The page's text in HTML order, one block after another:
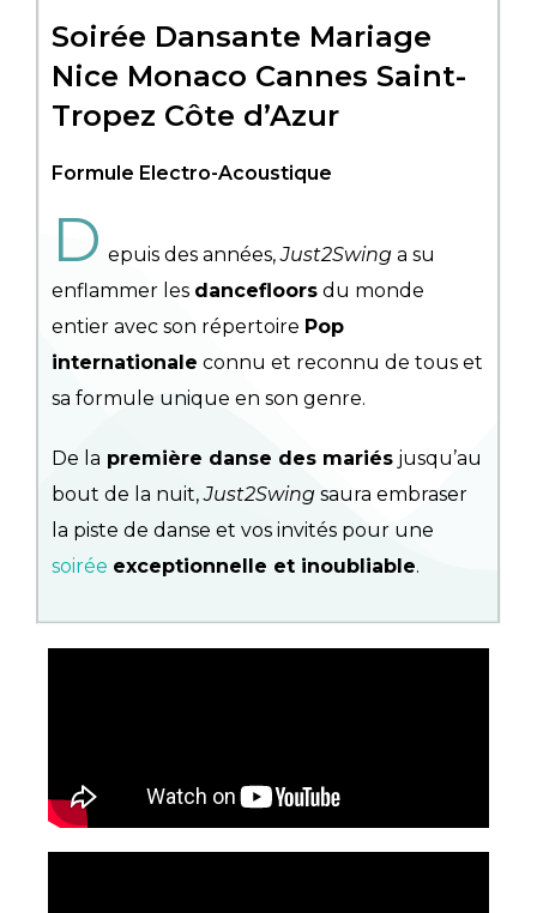
Soirée Dansante Mariage
Nice Monaco Cannes Saint-
Tropez Côte d’Azur
Formule Electro-Acoustique
D epuis des années,Just2Swing a su
enflammer les dancefloors du monde
entier avec son répertoire Pop
internationale connu et reconnu de tous et
sa formule unique en son genre.
De la première danse des mariés jusqu’au
bout de la nuit,Just2Swing saura embraser
la piste de danse et vos invités pour une
soirée exceptionnelle et inoubliable.